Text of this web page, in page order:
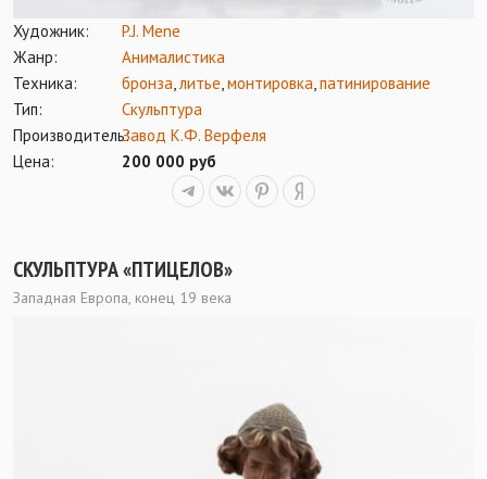
Художник:
P.J. Mene
Жанр:
Анималистика
Техника:
бронза,литье,монтировка,патинирование
Тип:
Скульптура
Производитель:Завод К.Ф. Верфеля
Цена:
200 000 руб
СКУЛЬПТУРА «ПТИЦЕЛОВ»
Западная Европа, конец 19 века